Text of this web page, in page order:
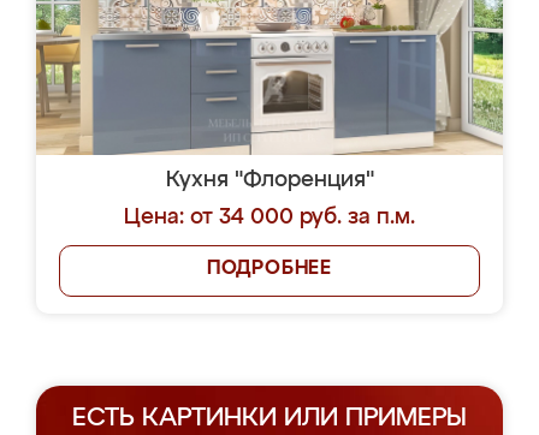
Кухня "Флоренция"
Цена: от 34 000 руб. за п.м.
ПОДРОБНЕЕ
ЕСТЬ КАРТИНКИ ИЛИ ПРИМЕРЫ